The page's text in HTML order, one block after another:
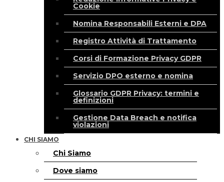
Cookie
Nomina Responsabili Esterni e DPA
Registro Attività di Trattamento
Corsi di Formazione Privacy GDPR
Servizio DPO esterno e nomina
Glossario GDPR Privacy: termini e
definizioni
Gestione Data Breach e notifica
violazioni
CHI SIAMO
Chi Siamo
Dove siamo